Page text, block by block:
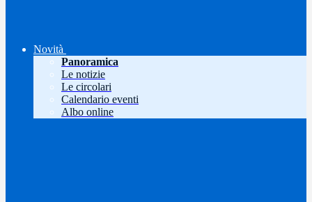
Novità
Panoramica
Le notizie
Le circolari
Calendario eventi
Albo online